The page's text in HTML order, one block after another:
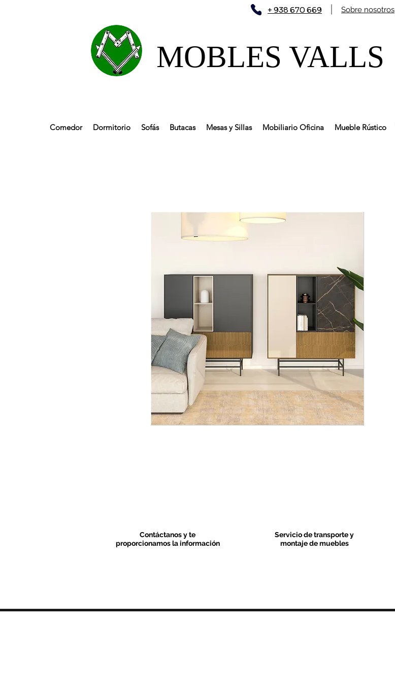
Sobre nosotros
+ 938 670 669
MOBLES VALLS​
Comedor Dormitorio Sofás Butacas Mesas y Sillas Mobiliario Oficina Mueble Rústico
Contáctanos y te
proporcionamos la información
Servicio de transporte y
montaje de muebles